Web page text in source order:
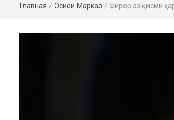
Главная / Осиёи Марказӣ / Фирор аз қисми